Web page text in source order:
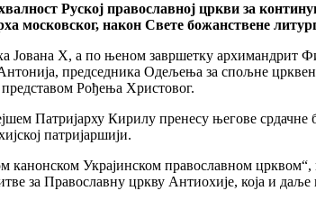
Руској православној цркви за
московског, након Свете божанствене
Јована X, а по њеном завршетку архимандрит
председника Одељења за спољне
Рођења Христовог.
Патријарху Кирилу пренесу његове
патријаршији.
канонском Украјинском православном
за Православну цркву Антиохије, која и